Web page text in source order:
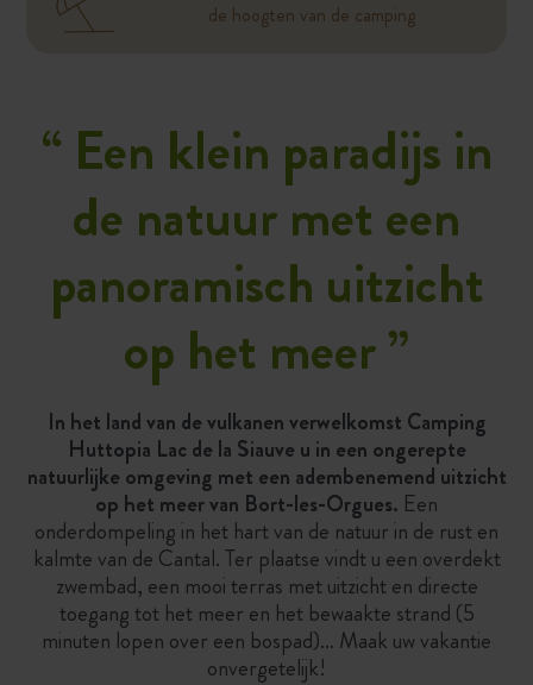
de hoogten van de camping
“ Een klein paradijs in
de natuur met een
panoramisch uitzicht
op het meer”
In het land van de vulkanen verwelkomst Camping
Huttopia Lac de la Siauve u in een ongerepte
natuurlijke omgeving met een adembenemend uitzicht
op het meer van Bort-les-Orgues. Een
onderdompeling in het hart van de natuur in de rust en
kalmte van de Cantal. Ter plaatse vindt u een overdekt
zwembad, een mooi terras met uitzicht en directe
toegang tot het meer en het bewaakte strand (5
minuten lopen over een bospad)… Maak uw vakantie
onvergetelijk!